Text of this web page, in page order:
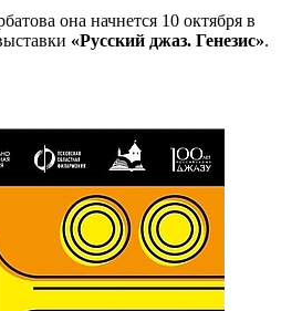
она начнется 10 октября в
«Русский джаз. Генезис».